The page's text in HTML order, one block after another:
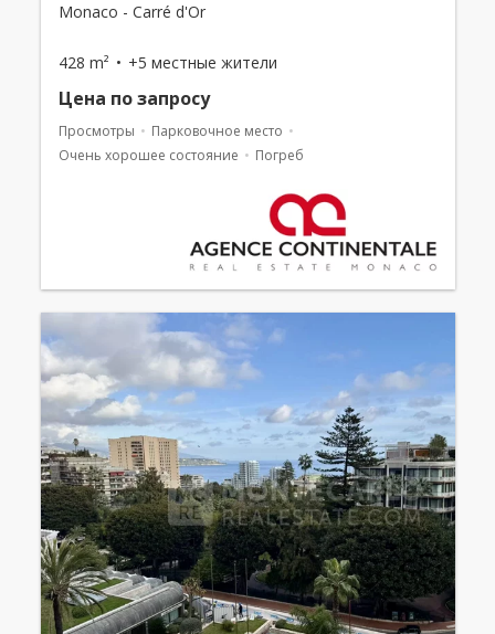
Monaco - Carré d'Or
428 m² +5 местные жители
Цена по запросу
Просмотры
Парковочное место
Очень хорошее состояние
Погреб